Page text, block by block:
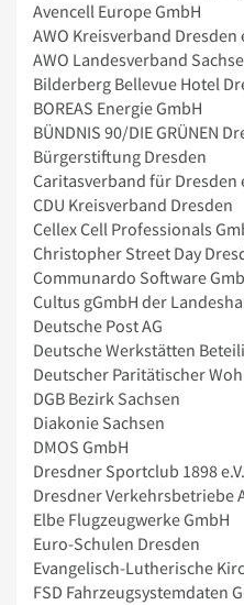
Avencell Europe GmbH
AWO Kreisverband Dresden
AWO Landesverband
Bilderberg Bellevue Hotel
BOREAS Energie GmbH
BÜNDNIS 90/DIE GRÜNEN
Bürgerstiftung Dresden
Caritasverband für Dresden
CDU Kreisverband Dresden
Cellex Cell Professionals
Christopher Street Day
Communardo Software
Cultus gGmbH der
Deutsche Post AG
Deutsche Werkstätten
Deutscher Paritätischer
DGB Bezirk Sachsen
Diakonie Sachsen
DMOS GmbH
Dresdner Sportclub 1898 e.V.
Dresdner Verkehrsbetriebe
Elbe Flugzeugwerke GmbH
Euro-Schulen Dresden
Evangelisch-Lutherische
FSD Fahrzeugsystemdaten